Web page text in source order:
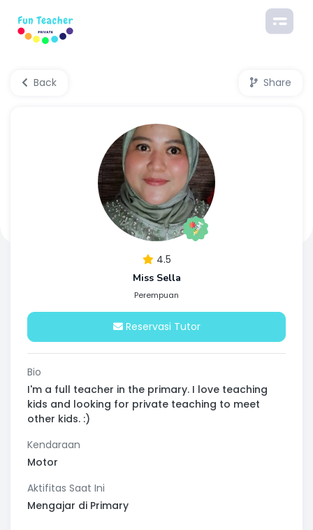
Back Share
4.5
Miss Sella
Perempuan
Reservasi Tutor
Bio
I'm a full teacher in the primary. I love teaching
kids and looking for private teaching to meet
other kids. :)
Kendaraan
Motor
Aktifitas Saat Ini
Mengajar di Primary